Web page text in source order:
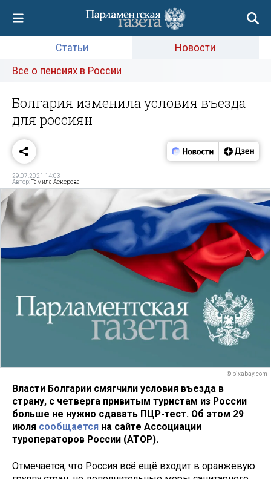
Статьи
Новости
Все о пенсиях в России
Болгария изменила условия въезда
для россиян
29.07.2021 14:03
Автор:Тамила Аскерова
© pixabay.com
Власти Болгарии смягчили условия въезда в
страну, с четверга привитым туристам из России
больше не нужно сдавать ПЦР-тест. Об этом 29
июля сообщается на сайте Ассоциации
туроператоров России (АТОР).
Отмечается, что Россия всё ещё входит в оранжевую